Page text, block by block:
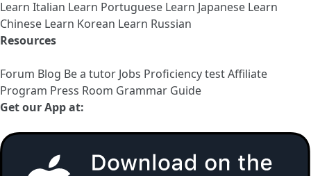
Learn Italian Learn Portuguese Learn Japanese Learn
Chinese Learn Korean Learn Russian
Resources
Forum Blog Be a tutor Jobs Proficiency testAffiliate
Program Press Room Grammar Guide
Get our App at: